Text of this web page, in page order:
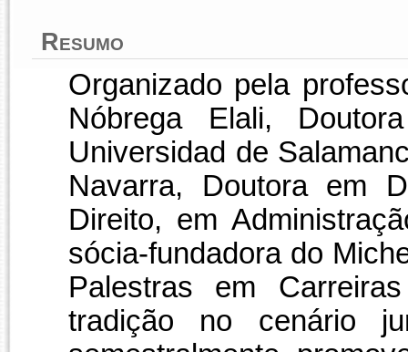
Resumo
Organizado pela
Nóbrega Elali,
Universidad de
Navarra, Doutora em
Direito, em
sócia-fundadora do
Palestras em
tradição no cenário